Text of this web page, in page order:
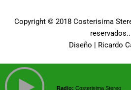
Copyright © 2018 Costerisima
reservados..
Diseño | Ricardo
Radio: Costerisima Stereo